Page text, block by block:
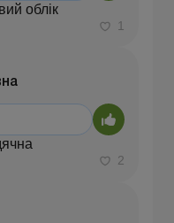
облік
1
2